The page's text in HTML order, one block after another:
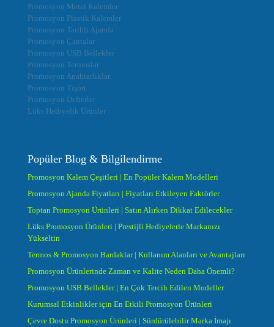
Promosyon Metal Kalemler
Promosyon Plastik Kalemler
Promosyon Tarihli Ajanda
Promosyon Çantalar
Promosyon USB Bellekler
Promosyon Termoslar
Promosyon Anahtarlıklar
Promosyon Tişört
Promosyon Defterler
Lüks Hediyelik Ürünler
Popüler Blog & Bilgilendirme
Promosyon Kalem Çeşitleri | En Popüler Kalem Modelleri
Promosyon Ajanda Fiyatları | Fiyatları Etkileyen Faktörler
Toptan Promosyon Ürünleri | Satın Alırken Dikkat Edilecekler
Lüks Promosyon Ürünleri | Prestijli Hediyelerle Markanızı
Yükseltin
Termos & Promosyon Bardaklar | Kullanım Alanları ve Avantajları
Promosyon Ürünlerinde Zaman ve Kalite Neden Daha Önemli?
Promosyon USB Bellekler | En Çok Tercih Edilen Modeller
Kurumsal Etkinlikler için En Etkili Promosyon Ürünleri
Çevre Dostu Promosyon Ürünleri | Sürdürülebilir Marka İmajı